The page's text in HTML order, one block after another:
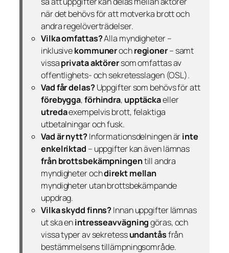
när det behövs för att motverka brott och
andra regelöverträdelser.
Vilka omfattas?Alla myndigheter –
inklusivekommunerochregioner– samt
vissaprivata aktörersom omfattas av
offentlighets- och sekretesslagen (OSL).
Vad får delas?Uppgifter som behövs för att
förebygga,förhindra, upptäckaeller
utredaexempelvis brott, felaktiga
utbetalningar och fusk.
Vad är nytt?Informationsdelningen ärinte
enkelriktad – uppgifter kan även lämnas
från brottsbekämpningentill andra
myndigheter ochdirekt mellan
myndigheter utan brottsbekämpande
uppdrag.
Vilka skydd finns?Innan uppgifter lämnas
ut ska enintresseavvägninggöras, och
vissa typer av sekretessundantåsfrån
bestämmelsens tillämpningsområde.